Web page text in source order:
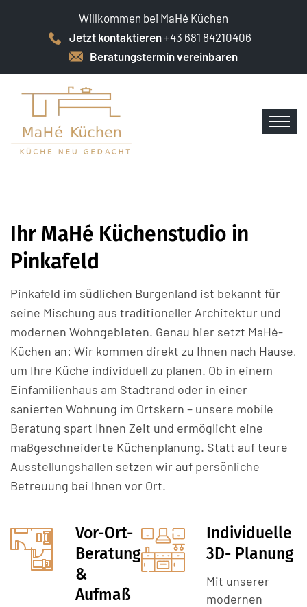
Willkommen bei MaHé Küchen
Jetzt kontaktieren+43 681 84210406
Beratungstermin vereinbaren
Ihr MaHé Küchenstudio in
Pinkafeld
Pinkafeld im südlichen Burgenland ist bekannt für
seine Mischung aus traditioneller Architektur und
modernen Wohngebieten. Genau hier setzt MaHé-
Küchen an: Wir kommen direkt zu Ihnen nach Hause,
um Ihre Küche individuell zu planen. Ob in einem
Einfamilienhaus am Stadtrand oder in einer
sanierten Wohnung im Ortskern – unsere mobile
Beratung spart Ihnen Zeit und ermöglicht eine
maßgeschneiderte Küchenplanung. Statt auf teure
Ausstellungshallen setzen wir auf persönliche
Betreuung bei Ihnen vor Ort.
Vor-Ort-
Beratung
&
Aufmaß
Individuelle
3D- Planung
Mit unserer
modernen